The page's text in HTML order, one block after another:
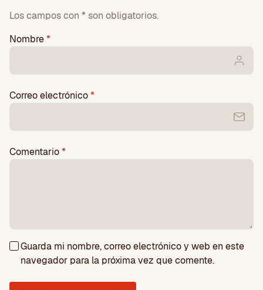
Los campos con * son obligatorios.
Nombre*
Correo electrónico*
Comentario*
Guarda mi nombre, correo electrónico y web en este
navegador para la próxima vez que comente.